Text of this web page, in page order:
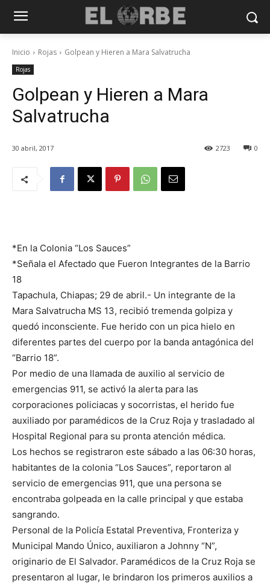
Inicio Rojas Golpean y Hieren a Mara Salvatrucha
Rojas
Golpean y Hieren a Mara
Salvatrucha
30 abril, 2017 0
2723
*En la Colonia “Los Sauces”
*Señala el Afectado que Fueron Integrantes de la Barrio
18
Tapachula, Chiapas; 29 de abril.- Un integrante de la
Mara Salvatrucha MS 13, recibió tremenda golpiza y
quedó inconsciente. Fue herido con un pica hielo en
diferentes partes del cuerpo por la banda antagónica del
“Barrio 18”.
Por medio de una llamada de auxilio al servicio de
emergencias 911, se activó la alerta para las
corporaciones policiacas y socorristas, el herido fue
auxiliado por paramédicos de la Cruz Roja y trasladado al
Hospital Regional para su pronta atención médica.
Los hechos se registraron este sábado a las 06:30 horas,
habitantes de la colonia “Los Sauces”, reportaron al
servicio de emergencias 911, que una persona se
encontraba golpeada en la calle principal y que estaba
sangrando.
Personal de la Policía Estatal Preventiva, Fronteriza y
Municipal Mando Único, auxiliaron a Johnny “N”,
originario de El Salvador. Paramédicos de la Cruz Roja se
presentaron al lugar, le brindaron los primeros auxilios a